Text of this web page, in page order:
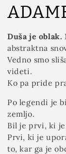
Z
b
i
r
k
a
:
Duša je oblak.
abstraktna
Vedno smo
videti.
Ko pa pride
Po legendi je
zemljo.
Bil je prvi, ki
Prvi, ki je
to, kar ga je